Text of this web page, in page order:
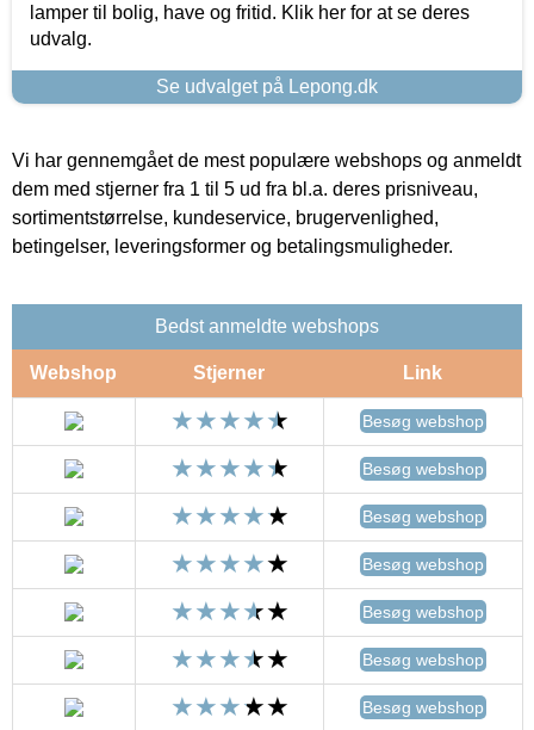
lamper til bolig, have og fritid. Klik her for at se deres
udvalg.
Se udvalget på Lepong.dk
Vi har gennemgået de mest populære webshops og anmeldt
dem med stjerner fra 1 til 5 ud fra bl.a. deres prisniveau,
sortimentstørrelse, kundeservice, brugervenlighed,
betingelser, leveringsformer og betalingsmuligheder.
Bedst anmeldte webshops
Webshop Stjerner Link
Besøg webshop
Besøg webshop
Besøg webshop
Besøg webshop
Besøg webshop
Besøg webshop
Besøg webshop